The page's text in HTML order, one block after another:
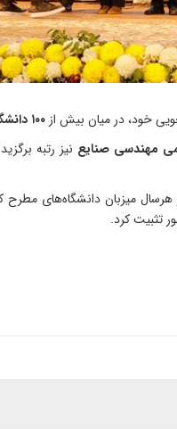
خود، در میان بیش از ۱۰۰ دانشگاه شرکت‌کننده
مهندسی صنایع نیز رتبه
میزبان دانشگاه‌های
تثبیت کرد.